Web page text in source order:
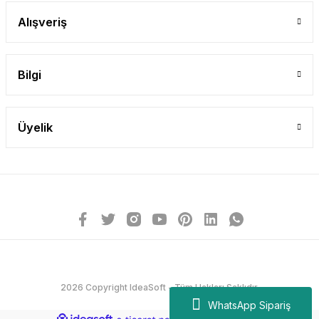
WhatsApp Sipariş
Alışveriş
Bilgi
Üyelik
2026 Copyright IdeaSoft - Tüm Hakları Saklıdır.